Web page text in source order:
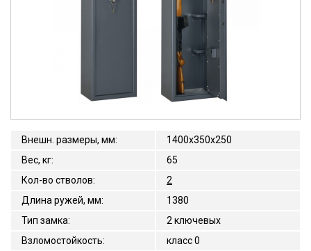
Внешн. размеры, мм:
1400x350x250
Вес, кг:
65
Кол-во стволов:
2
Длина ружей, мм:
1380
Тип замка:
2 ключевых
Взломостойкость:
класс 0